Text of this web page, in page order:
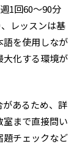
1回60～90分
レッスンは基
語を使用しなが
大化する環境が
があるため、詳
まで直接問い
題チェックなど